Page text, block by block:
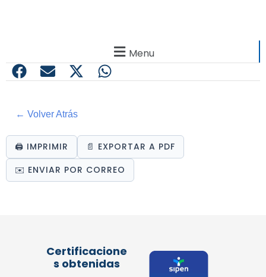
Menu
← Volver Atrás
🖨️ IMPRIMIR
📄 EXPORTAR A PDF
✉️ ENVIAR POR CORREO
Certificacione
s obtenidas